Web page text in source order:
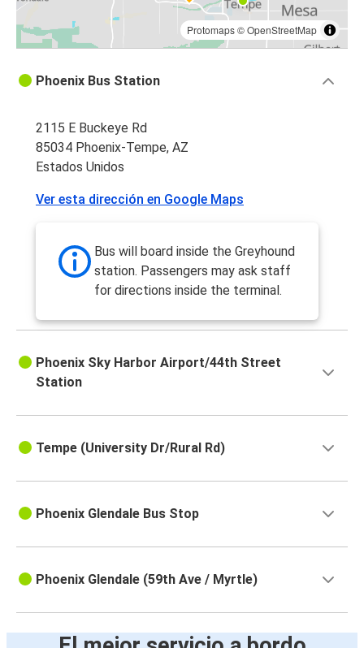
Protomaps©OpenStreetMap
Phoenix Bus Station
2115 E Buckeye Rd
85034 Phoenix-Tempe, AZ
Estados Unidos
Ver esta dirección en Google Maps
Bus will board inside the Greyhound
station. Passengers may ask staff
for directions inside the terminal.
Phoenix Sky Harbor Airport/44th Street
Station
Tempe (University Dr/Rural Rd)
Phoenix Glendale Bus Stop
Phoenix Glendale (59th Ave / Myrtle)